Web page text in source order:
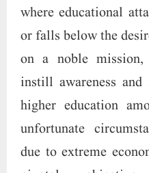
where educational
or falls below the
on a noble mission,
instill awareness
higher education
unfortunate
due to extreme